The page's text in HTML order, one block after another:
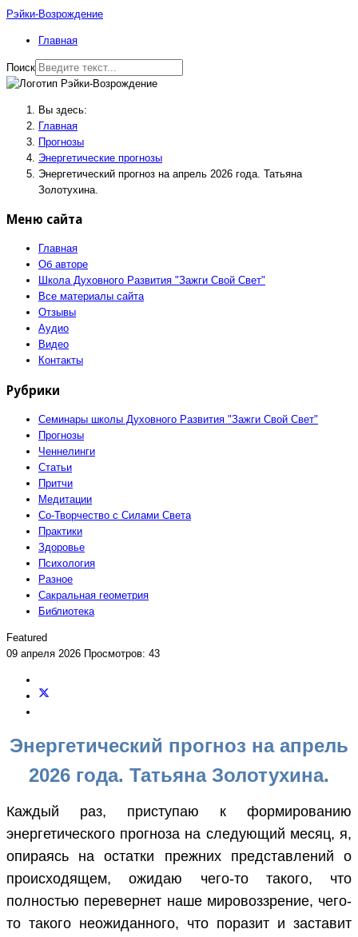
Рэйки-Возрождение
Главная
Поиск
Вы здесь:
Главная
Прогнозы
Энергетические прогнозы
Энергетический прогноз на апрель 2026 года. Татьяна
Золотухина.
Меню сайта
Главная
Об авторе
Школа Духовного Развития "Зажги Свой Свет"
Все материалы сайта
Отзывы
Аудио
Видео
Контакты
Рубрики
Семинары школы Духовного Развития "Зажги Свой Свет"
Прогнозы
Ченнелинги
Статьи
Притчи
Медитации
Со-Творчество с Силами Света
Практики
Здоровье
Психология
Разное
Сакральная геометрия
Библиотека
Featured
09 апреля 2026 Просмотров: 43
Энергетический прогноз на апрель
2026 года. Татьяна Золотухина.
Каждый раз, приступаю к формированию
энергетического прогноза на следующий месяц, я,
опираясь на остатки прежних представлений о
происходящем, ожидаю чего-то такого, что
полностью перевернет наше мировоззрение, чего-
то такого неожиданного, что поразит и заставит